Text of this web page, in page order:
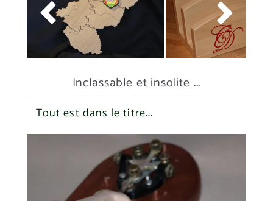
 
Inclassable et insolite ...
Tout est dans le titre...